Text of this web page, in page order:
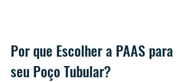
Por que Escolher a PAAS para
seu Poço Tubular?